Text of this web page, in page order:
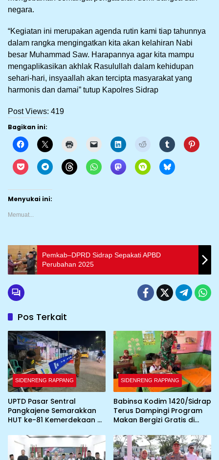
negara.
“Kegiatan ini merupakan agenda rutin kami tiap tahunnya
dalam rangka mengingatkan kita akan kelahiran Nabi
besar Muhammad Saw. Harapannya agar kita mampu
mengaplikasikan akhlak Rasulullah dalam kehidupan
sehari-hari, insyaallah akan tercipta masyarakat yang
harmonis dan damai” tutup Kapolres Sidrap
Post Views: 419
Bagikan ini:
Menyukai ini:
Memuat...
Pemkab–DPRD Sidrap Sepakati APBD
Perubahan 2025
Pos Terkait
SIDENRENG RAPPANG
UPTD Pasar Sentral
Pangkajene Semarakkan
HUT ke-81 Kemerdekaan RI
Umbul-Umbul dan
Dekorasi Merah Putih
SIDENRENG RAPPANG
Babinsa Kodim 1420/Sidrap
Terus Dampingi Program
Makan Bergizi Gratis di